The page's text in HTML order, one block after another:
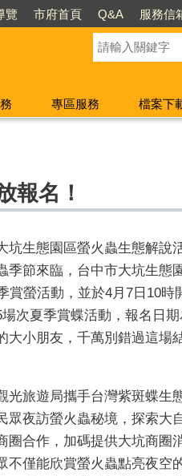
覽 市府首頁 Q&A 服務信
專區服務 檔案下
報名！
坑生態園區螢火蟲生態解說
季節來臨，台中市大坑生態
賞螢活動，並於4月7日10時
場次夏季賞蝶活動，報名日
大小朋友，千萬別錯過這場
光旅遊局攜手台灣紫斑蝶生
眾夜訪螢火蟲秘境，探索大
圈合作，加碼提供大坑商圈
不僅能欣賞螢火蟲點亮夜空